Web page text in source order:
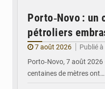
Porto‑Novo :
pétroliers
7 août 2026
Publié
Porto‑Novo, 7 août
centaines de mètres ont…